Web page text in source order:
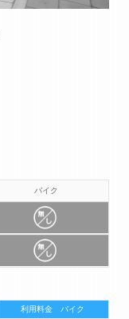
バイク
利用料金 バイク